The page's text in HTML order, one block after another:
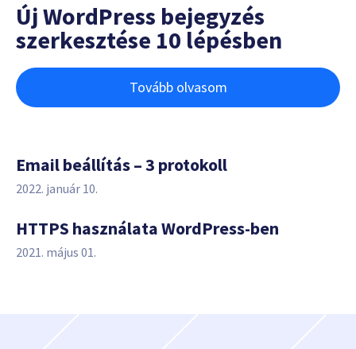
Új WordPress bejegyzés
szerkesztése 10 lépésben
Tovább olvasom
Email beállítás – 3 protokoll
2022. január 10.
HTTPS használata WordPress-ben
2021. május 01.